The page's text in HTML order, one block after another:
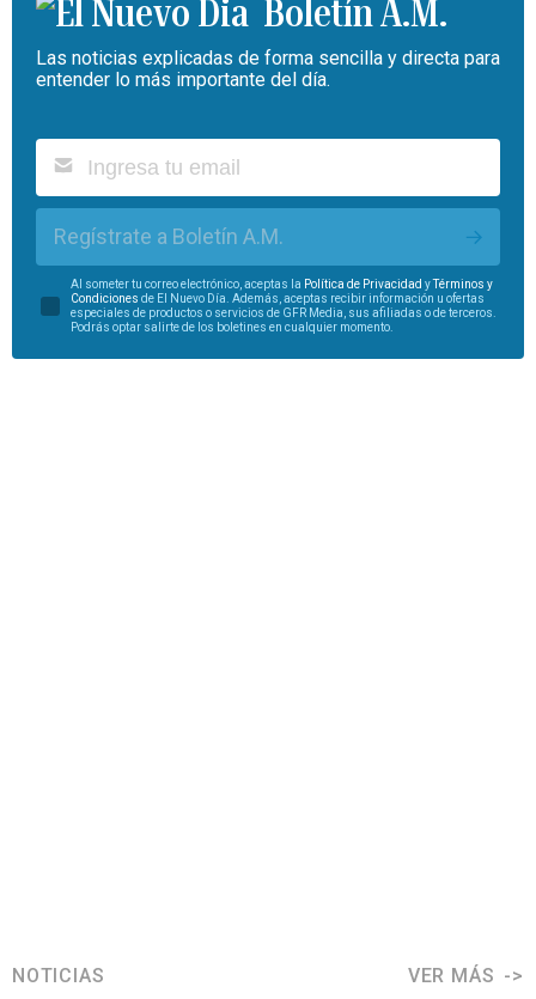
Boletín A.M.
Las noticias explicadas de forma sencilla y directa para
entender lo más importante del día.
Regístrate a Boletín A.M.
Al someter tu correo electrónico, aceptas la Política de Privacidad yTérminos y
Condiciones de El Nuevo Día. Además, aceptas recibir información u ofertas
especiales de productos o servicios de GFR Media, sus afiliadas o de terceros.
Podrás optar salirte de los boletines en cualquier momento.
NOTICIAS VER MÁS